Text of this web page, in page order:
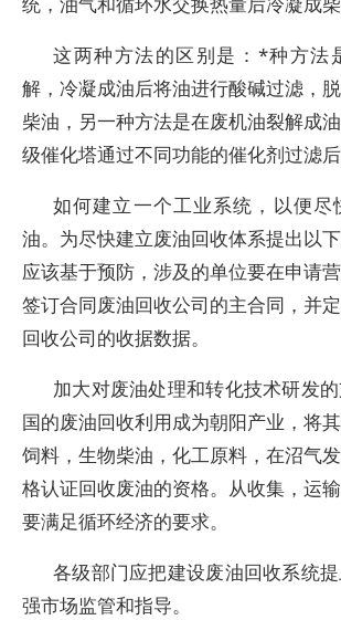
这两种方法的区别是：*种方法
解，冷凝成油后将油进行酸碱过滤，
柴油，另一种方法是在废机油裂解成
级催化塔通过不同功能的催化剂过滤后
如何建立一个工业系统，以便尽
油。为尽快建立废油回收体系提出以
应该基于预防，涉及的单位要在申请
签订合同废油回收公司的主合同，并
回收公司的收据数据。
加大对废油处理和转化技术研发
国的废油回收利用成为朝阳产业，将
饲料，生物柴油，化工原料，在沼气
格认证回收废油的资格。从收集，运
要满足循环经济的要求。
各级部门应把建设废油回收系统
强市场监管和指导。